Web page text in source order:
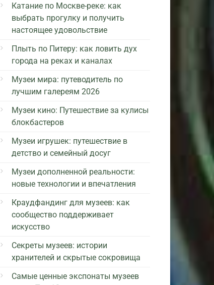
Катание по Москве-реке: как
выбрать прогулку и получить
настоящее удовольствие
Плыть по Питеру: как ловить дух
города на реках и каналах
Музеи мира: путеводитель по
лучшим галереям 2026
Музеи кино: Путешествие за кулисы
блокбастеров
Музеи игрушек: путешествие в
детство и семейный досуг
Музеи дополненной реальности:
новые технологии и впечатления
Краудфандинг для музеев: как
сообщество поддерживает
искусство
Секреты музеев: истории
хранителей и скрытые сокровища
Самые ценные экспонаты музеев